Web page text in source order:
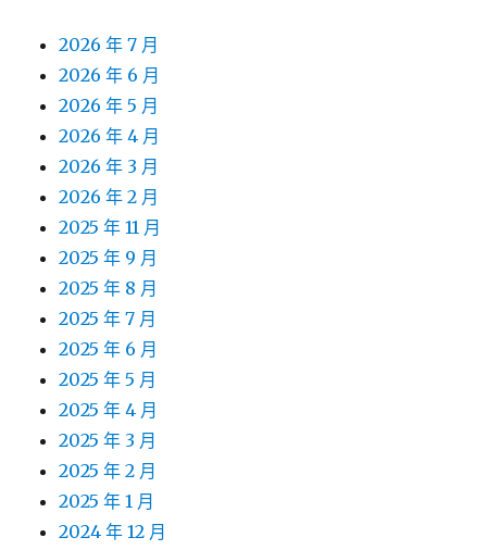
2026 年 7 月
2026 年 6 月
2026 年 5 月
2026 年 4 月
2026 年 3 月
2026 年 2 月
2025 年 11 月
2025 年 9 月
2025 年 8 月
2025 年 7 月
2025 年 6 月
2025 年 5 月
2025 年 4 月
2025 年 3 月
2025 年 2 月
2025 年 1 月
2024 年 12 月